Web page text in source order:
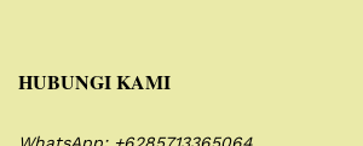
HUBUNGI KAMI